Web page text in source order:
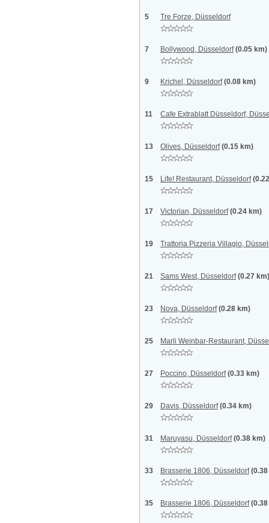
5 Tre Forze, Düsseldorf
7 Bollywood, Düsseldorf (0.05 km)
9 Krichel, Düsseldorf (0.08 km)
11 Cafe Extrablatt Düsseldorf,
13 Olives, Düsseldorf (0.15 km)
15 Life! Restaurant, Düsseldorf
17 Victorian, Düsseldorf (0.24 km)
19 Trattoria Pizzeria Villagio,
21 Sams West, Düsseldorf (0.27 km)
23 Nova, Düsseldorf (0.28 km)
25 Marli Weinbar-Restaurant,
27 Poccino, Düsseldorf (0.33 km)
29 Davis, Düsseldorf (0.34 km)
31 Maruyasu, Düsseldorf (0.38 km)
33 Brasserie 1806, Düsseldorf
35 Brasserie 1806, Düsseldorf